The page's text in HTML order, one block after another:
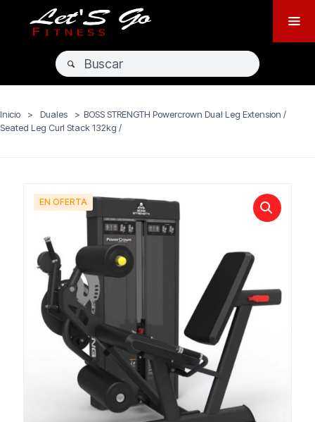
Inicio > Duales > BOSS STRENGTH Powercrown Dual Leg Extension /
Seated Leg Curl Stack 132kg /
EN OFERTA